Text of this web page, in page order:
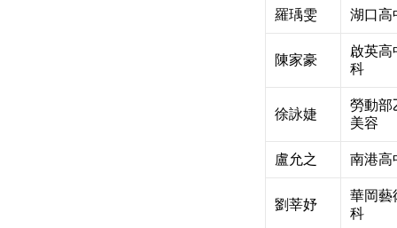
羅瑀雯 湖口高
陳家豪
啟英高
科
徐詠婕
勞動部
美容
盧允之 南港高
劉莘妤
華岡藝
科